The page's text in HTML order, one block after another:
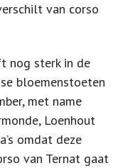
van corso
nog sterk in de
bloemenstoeten
met name
Loenhout
omdat deze
van Ternat gaat